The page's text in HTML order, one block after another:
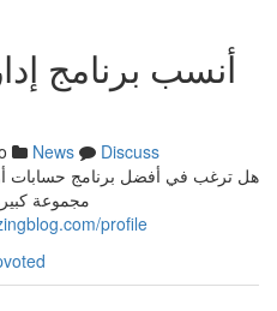
أنسب برنامج
News
Discuss
هل ترغب في أفضل برنامج حسابات
مجموعة
profile